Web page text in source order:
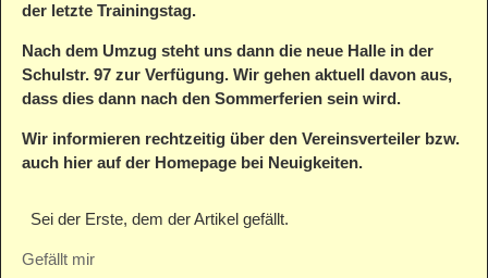
der letzte Trainingstag.
Nach dem Umzug steht uns dann die neue Halle in der
Schulstr. 97 zur Verfügung. Wir gehen aktuell davon aus,
dass dies dann nach den Sommerferien sein wird.
Wir informieren rechtzeitig über den Vereinsverteiler bzw.
auch hier auf der Homepage bei Neuigkeiten.
Sei der Erste, dem der Artikel gefällt.
Gefällt mir